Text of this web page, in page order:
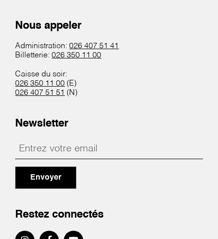
Nous appeler
Administration:026 407 51 41
Billetterie:026 350 11 00
Caisse du soir:
026 350 11 00 (E)
026 407 51 51 (N)
Newsletter
Envoyer
Restez connectés